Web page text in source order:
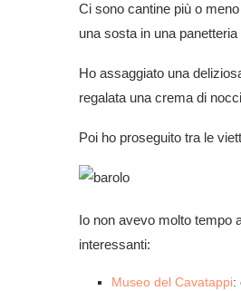
Ci sono cantine più o
una sosta in una
Ho assaggiato una
regalata una crema di
Poi ho proseguito tra le
Io non avevo molto tempo
interessanti:
Museo del Cavatappi: